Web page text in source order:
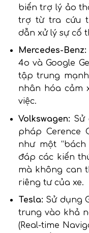
biến trợ lý ảo
trợ từ tra cứu
dẫn xử lý sự cố
Mercedes-Benz:
4o và Google
tập trung
nhân hóa cảm
việc.
Volkswagen: Sử
pháp Cerence
như một
đáp các kiến
mà không can
riêng tư của xe.
Tesla: Sử dụng
trung vào khả
(Real-time